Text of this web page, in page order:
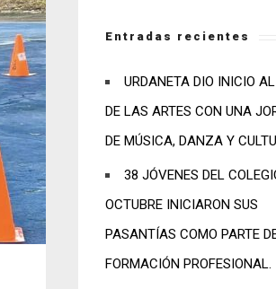
Entradas recientes
URDANETA DIO INICIO
DE LAS ARTES CON UNA
DE MÚSICA, DANZA Y
38 JÓVENES DEL
OCTUBRE INICIARON SUS
PASANTÍAS COMO PARTE
FORMACIÓN PROFESIONAL.